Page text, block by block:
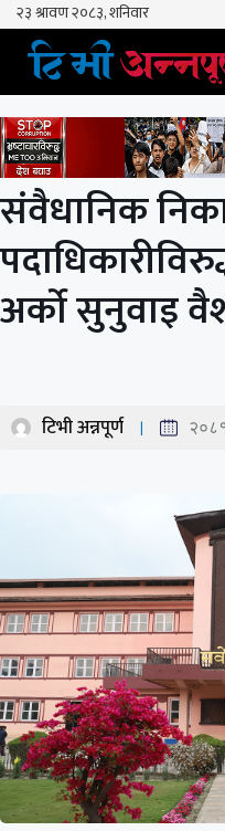
Skip
content
संवैधानिक
अर्को सुनुवाइ
टिभी अन्नपूर्ण